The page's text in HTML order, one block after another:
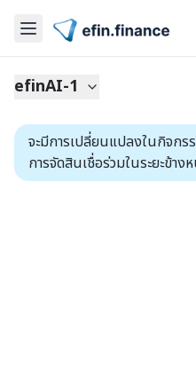
efinAI-1
จะมีการเปลี่ยนแปลงในกิจก
การจัดสินเชื่อร่วมในระยะข้าง